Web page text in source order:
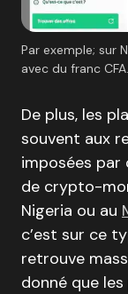
Par exemple; sur
avec du franc CFA.
De plus, les
souvent aux
imposées par
de crypto-
Nigeria ou au
c’est sur ce
retrouve
donné que